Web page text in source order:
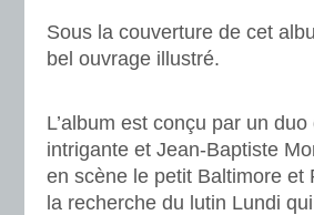
Sous la couverture de cet
bel ouvrage illustré.
L’album est conçu par un
intrigante et Jean-Baptiste
en scène le petit Baltimore et
la recherche du lutin Lundi